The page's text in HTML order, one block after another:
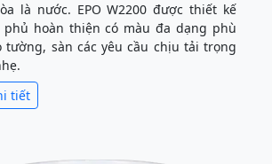
là nước. EPO W2200 được thiết kế
hoàn thiện có màu đa dạng phù
tường, sàn các yêu cầu chịu tải trọng
tiết